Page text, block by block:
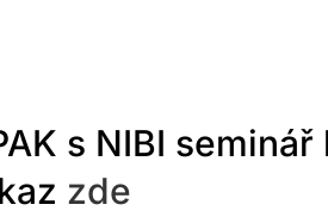
s NIBI
zde